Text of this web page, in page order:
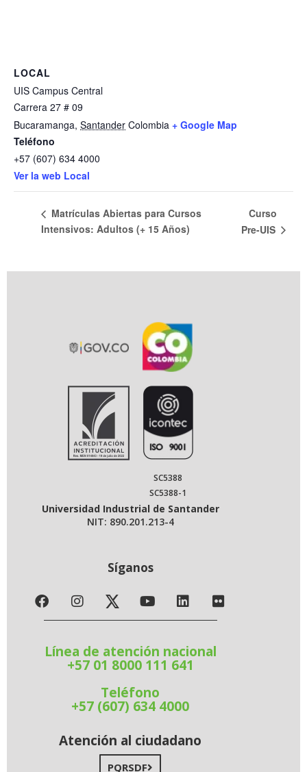
LOCAL
UIS Campus Central
Carrera 27 # 09
Bucaramanga, Santander Colombia + Google Map
Teléfono
+57 (607) 634 4000
Ver la web Local
Matrículas Abiertas para Cursos
Intensivos: Adultos (+ 15 Años)
Curso
Pre-UIS